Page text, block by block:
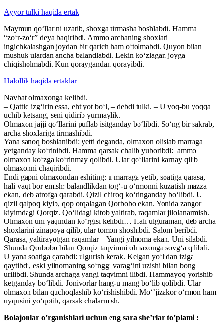
Ayyor tulki haqida ertak
Maymun qo‘llarini uzatib, shoxga tirmasha boshlabdi. Hamma
“zo‘r-zo‘r” deya baqiribdi. Ammo archaning shoxlari
ingichkalashgan joydan bir qarich ham o‘tolmabdi. Quyon bilan
mushuk ulardan ancha balandlabdi. Lekin ko‘zlagan joyga
chiqisholmabdi. Kun qoraygandan qorayibdi.
Halollik haqida ertaklar
Navbat olmaxonga kelibdi.
– Qattiq izg‘irin essa, ehtiyot bo‘l, – debdi tulki. – U yoq-bu yoqqa
uchib ketsang, seni qidirib yurmaylik.
Olmaxon jajji qo‘llarini puflab isitganday bo‘libdi. So‘ng bir sakrab,
archa shoxlariga tirmashibdi.
Yana sanoq boshlanibdi: yetti deganda, olmaxon olislab marraga
yetganday ko‘rinibdi. Hamma qarsak chalib yuboribdi: ammo
olmaxon ko‘zga ko‘rinmay qolibdi. Ular qo‘llarini karnay qilib
olmaxonni chaqiribdi.
Endi gapni olmaxondan eshiting: u marraga yetib, soatiga qarasa,
hali vaqt bor emish: balandlikdan tog‘-u o‘rmonni kuzatish mazza
ekan, deb atrofga qarabdi. Qizil chiroq ko‘ringanday bo‘libdi. U
qizil qalpoq kiyib, qop orqalagan Qorbobo ekan. Yonida zangor
kiyimdagi Qorqiz. Qo‘lidagi kitob yaltirab, raqamlar jilolanarmish.
Olmaxon uni yaqindan ko‘rgisi kelibdi… Hali ulguraman, deb archa
shoxlarini zinapoya qilib, ular tomon shoshibdi. Salom beribdi.
Qarasa, yaltirayotgan raqamlar – Yangi yilnoma ekan. Uni silabdi.
Shunda Qorbobo bilan Qorqiz taqvimni olmaxonga sovg‘a qilibdi.
U yana soatiga qarabdi: ulgurish kerak. Kelgan yo‘lidan iziga
qaytibdi, eski yilnomaning so‘nggi varag‘ini uzishi bilan bong
urilibdi. Shunda archaga yangi taqvimni ilibdi. Hammayoq yorishib
ketganday bo‘libdi. Jonivorlar hang-u mang bo‘lib qolibdi. Ular
olmaxon bilan quchoqlashib ko‘rishishibdi. Mo‘’jizakor o‘rmon ham
uyqusini yo‘qotib, qarsak chalarmish.
Bolajonlar o’rganishlari uchun eng sara she’rlar to’plami :